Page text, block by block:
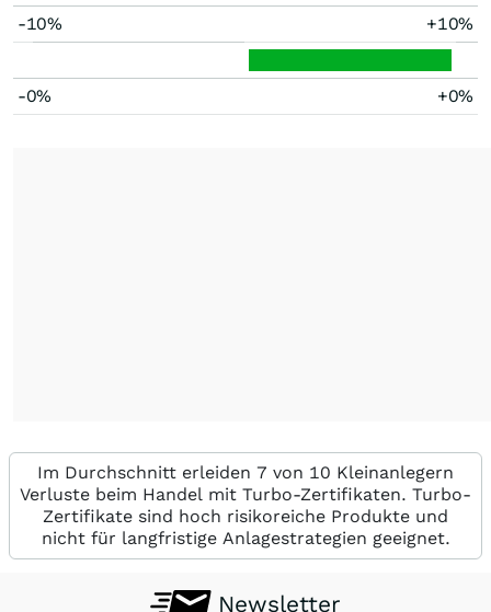
-10% +10%
-0% +0%
Im Durchschnitt erleiden 7 von 10 Kleinanlegern
Verluste beim Handel mit Turbo-Zertifikaten. Turbo-
Zertifikate sind hoch risikoreiche Produkte und
nicht für langfristige Anlagestrategien geeignet.
Newsletter